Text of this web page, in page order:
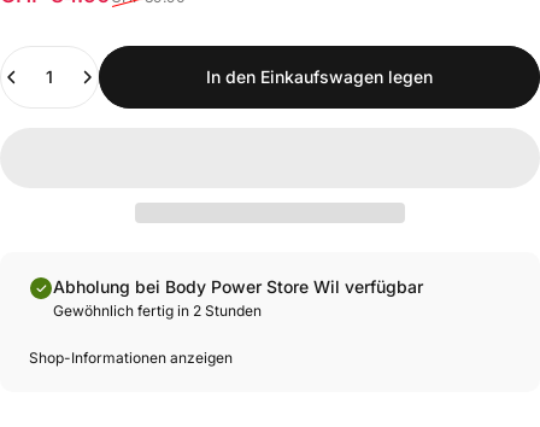
Anzahl
In den Einkaufswagen legen
Abholung bei Body Power Store Wil verfügbar
Gewöhnlich fertig in 2 Stunden
Shop-Informationen anzeigen